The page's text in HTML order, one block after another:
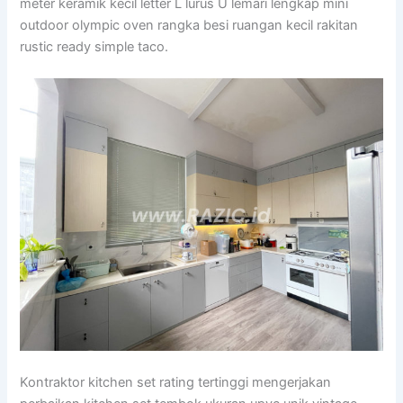
meter keramik kecil letter L lurus U lemari lengkap mini
outdoor olympic oven rangka besi ruangan kecil rakitan
rustic ready simple taco.
Kontraktor kitchen set rating tertinggi mengerjakan